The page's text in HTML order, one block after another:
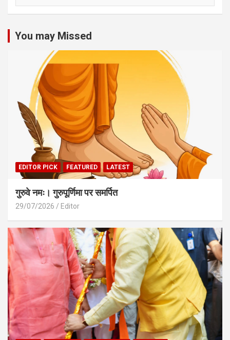
You may Missed
EDITOR PICK FEATURED LATEST
गुरुवे नमः। गुरुपूर्णिमा पर समर्पित
29/07/2026 Editor